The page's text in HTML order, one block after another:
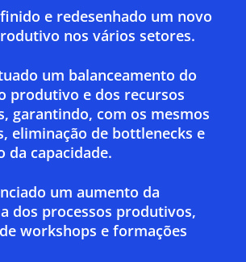
e redesenhado um novo
nos vários setores.
um balanceamento do
produtivo e dos recursos
garantindo, com os mesmos
eliminação de bottlenecks e
da capacidade.
um aumento da
dos processos produtivos,
workshops e formações